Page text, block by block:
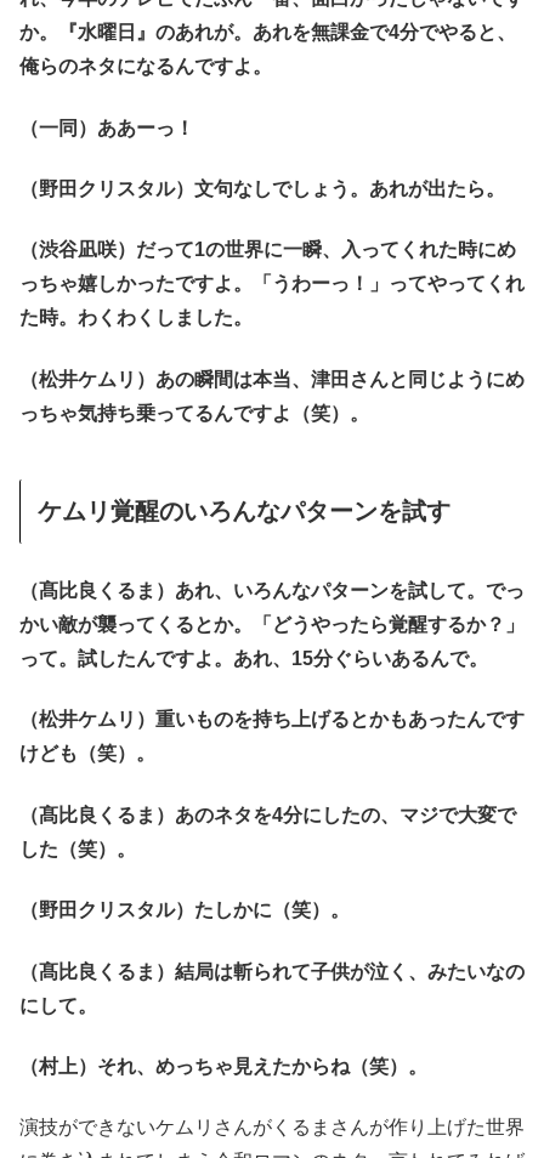
か。『水曜日』のあれが。あれを無課金で4分でやると、
俺らのネタになるんですよ。
（一同）ああーっ！
（野田クリスタル）文句なしでしょう。あれが出たら。
（渋谷凪咲）だって1の世界に一瞬、入ってくれた時にめ
っちゃ嬉しかったですよ。「うわーっ！」ってやってくれ
た時。わくわくしました。
（松井ケムリ）あの瞬間は本当、津田さんと同じようにめ
っちゃ気持ち乗ってるんですよ（笑）。
ケムリ覚醒のいろんなパターンを試す
（髙比良くるま）あれ、いろんなパターンを試して。でっ
かい敵が襲ってくるとか。「どうやったら覚醒するか？」
って。試したんですよ。あれ、15分ぐらいあるんで。
（松井ケムリ）重いものを持ち上げるとかもあったんです
けども（笑）。
（髙比良くるま）あのネタを4分にしたの、マジで大変で
した（笑）。
（野田クリスタル）たしかに（笑）。
（髙比良くるま）結局は斬られて子供が泣く、みたいなの
にして。
（村上）それ、めっちゃ見えたからね（笑）。
演技ができないケムリさんがくるまさんが作り上げた世界